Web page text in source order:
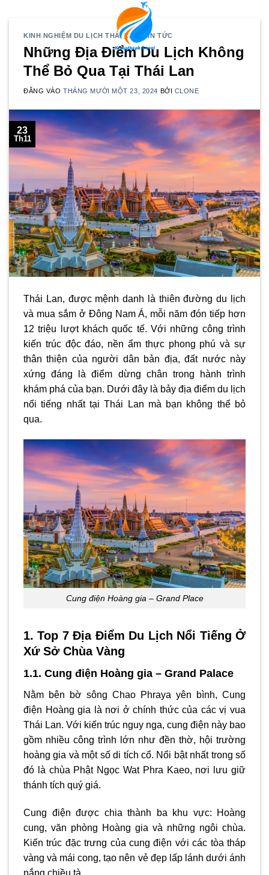
KINH NGHIỆM DU LỊCH THÁI LAN TIN TỨC
Những Địa Điểm Du Lịch Không
Thể Bỏ Qua Tại Thái Lan
ĐĂNG VÀOTHÁNG MƯỜI MỘT 23, 2024 BỞI CLONE
23
Th11
Thái Lan, được mệnh danh là thiên đường du lịch
và mua sắm ở Đông Nam Á, mỗi năm đón tiếp hơn
12 triệu lượt khách quốc tế. Với những công trình
kiến trúc độc đáo, nền ẩm thực phong phú và sự
thân thiện của người dân bản địa, đất nước này
xứng đáng là điểm dừng chân trong hành trình
khám phá của bạn. Dưới đây là bảy địa điểm du lịch
nổi tiếng nhất tại Thái Lan mà bạn không thể bỏ
qua.
Cung điện Hoàng gia – Grand Place
1. Top 7 Địa Điểm Du Lịch Nổi Tiếng Ở
Xứ Sở Chùa Vàng
1.1. Cung điện Hoàng gia – Grand Palace
Nằm bên bờ sông Chao Phraya yên bình, Cung
điện Hoàng gia là nơi ở chính thức của các vị vua
Thái Lan. Với kiến trúc nguy nga, cung điện này bao
gồm nhiều công trình lớn như đền thờ, hội trường
hoàng gia và một số di tích cổ. Nổi bật nhất trong số
đó là chùa Phật Ngọc Wat Phra Kaeo, nơi lưu giữ
thánh tích quý giá.
Cung điện được chia thành ba khu vực: Hoàng
cung, văn phòng Hoàng gia và những ngôi chùa.
Kiến trúc đặc trưng của cung điện với các tòa tháp
vàng và mái cong, tạo nên vẻ đẹp lấp lánh dưới ánh